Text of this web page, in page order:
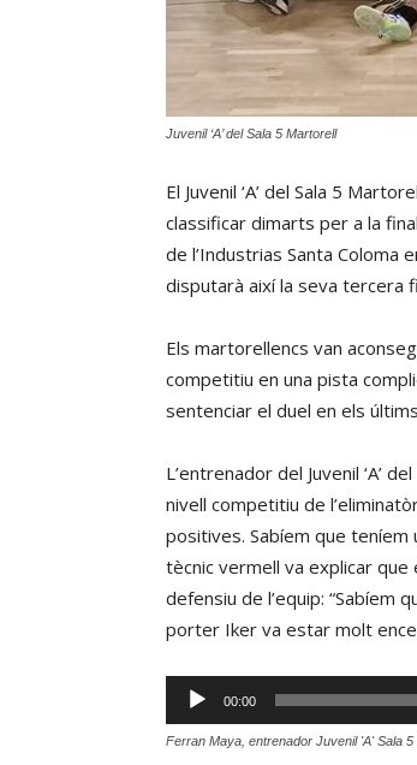
Juvenil ‘A’ del Sala 5 Martorell
El Juvenil ‘A’ del Sala 5
classificar dimarts per a la
de l’Industrias Santa Coloma
disputarà així la seva tercera
Els martorellencs van
competitiu en una pista
sentenciar el duel en els
L’entrenador del Juvenil ‘A’
nivell competitiu de
positives. Sabíem que teníem
tècnic vermell va explicar que
defensiu de l’equip: “Sabíem
porter Iker va estar molt
Reproductor
d'àudio
00:00
Ferran Maya, entrenador Juvenil 'A' Sala 5